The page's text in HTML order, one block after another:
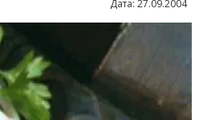
Дата: 27.09.2004